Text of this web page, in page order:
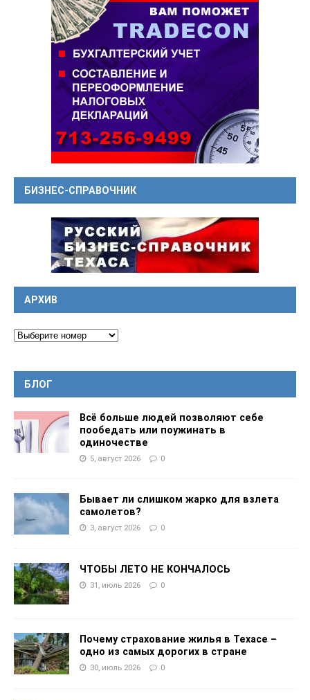
БИЗНЕС-СПРАВОЧНИК
АРХИВ
БЛОГ
Всё больше людей позволяют себе
пообедать или поужинать в
одиночестве
5, август 2026 0
Бывает ли слишком жарко для взлета
самолетов?
3, август 2026 0
ЧТОБЫ ЛЕТО НЕ КОНЧАЛОСЬ
31, июль 2026 0
Почему страхование жилья в Техасе –
одно из самых дорогих в стране
30, июль 2026 0